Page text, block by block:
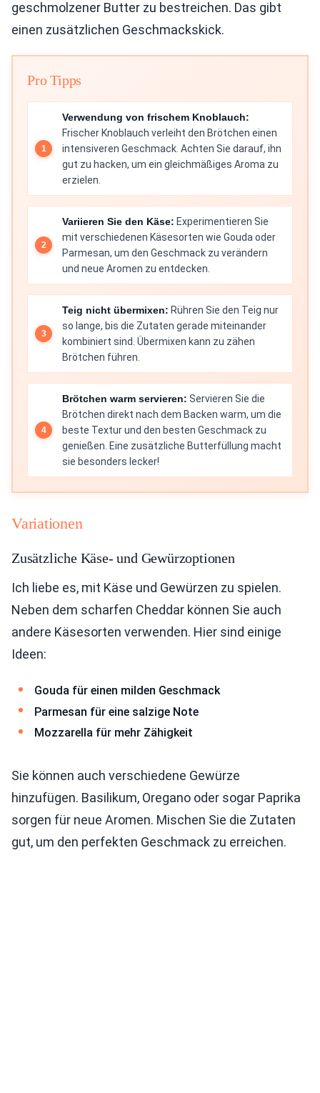
geschmolzener Butter zu bestreichen. Das gibt
einen zusätzlichen Geschmackskick.
Pro Tipps
Verwendung von frischem Knoblauch:
Frischer Knoblauch verleiht den Brötchen einen
intensiveren Geschmack. Achten Sie darauf, ihn
gut zu hacken, um ein gleichmäßiges Aroma zu
erzielen.
Variieren Sie den Käse: Experimentieren Sie
mit verschiedenen Käsesorten wie Gouda oder
Parmesan, um den Geschmack zu verändern
und neue Aromen zu entdecken.
Teig nicht übermixen: Rühren Sie den Teig nur
so lange, bis die Zutaten gerade miteinander
kombiniert sind. Übermixen kann zu zähen
Brötchen führen.
Brötchen warm servieren: Servieren Sie die
Brötchen direkt nach dem Backen warm, um die
beste Textur und den besten Geschmack zu
genießen. Eine zusätzliche Butterfüllung macht
sie besonders lecker!
Variationen
Zusätzliche Käse- und Gewürzoptionen
Ich liebe es, mit Käse und Gewürzen zu spielen.
Neben dem scharfen Cheddar können Sie auch
andere Käsesorten verwenden. Hier sind einige
Ideen:
Gouda für einen milden Geschmack
Parmesan für eine salzige Note
Mozzarella für mehr Zähigkeit
Sie können auch verschiedene Gewürze
hinzufügen. Basilikum, Oregano oder sogar Paprika
sorgen für neue Aromen. Mischen Sie die Zutaten
gut, um den perfekten Geschmack zu erreichen.